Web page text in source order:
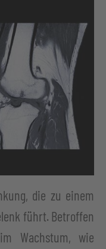
die zu einem
führt. Betroffen
Wachstum, wie